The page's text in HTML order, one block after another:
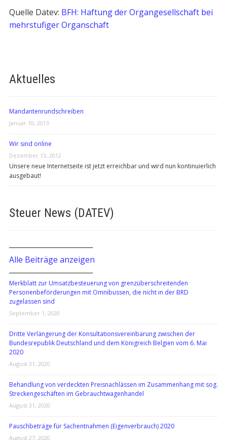
Aktuelles
Mandantenrundschreiben
Januar 10, 2013
Wir sind online
Dezember 13, 2012
Unsere neue Internetseite ist jetzt erreichbar und wird nun kontinuierlich
ausgebaut!
Quelle Datev: BFH: Haftung der Organgesellschaft bei
mehrstufiger Organschaft
Steuer News (DATEV)
───────────────
Alle Beiträge anzeigen
───────────────
Merkblatt zur Umsatzbesteuerung von grenzüberschreitenden
Personenbeförderungen mit Omnibussen, die nicht in der BRD
zugelassen sind
September 1, 2020
Dritte Verlängerung der Konsultationsvereinbarung zwischen der
Bundesrepublik Deutschland und dem Königreich Belgien vom 6. Mai
2020
August 31, 2020
Behandlung von verdeckten Preisnachlässen im Zusammenhang mit sog.
Streckengeschäften im Gebrauchtwagenhandel
August 31, 2020
Pauschbeträge für Sachentnahmen (Eigenverbrauch) 2020
August 27, 2020